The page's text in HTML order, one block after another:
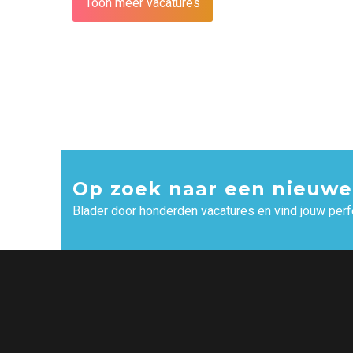
Toon meer vacatures
Op zoek naar een
Blader door honderden vacatures en vind jouw